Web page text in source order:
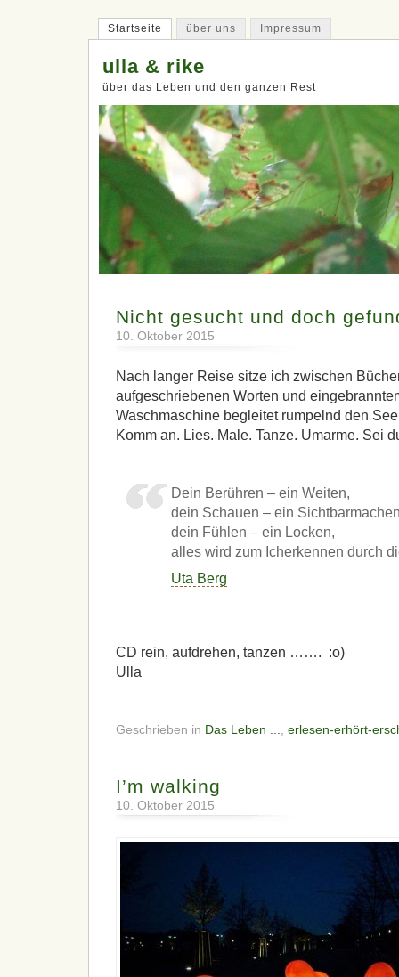
Startseite über uns Impressum
ulla & rike
über das Leben und den ganzen Rest
Nicht gesucht und doch
10. Oktober 2015
Nach langer Reise sitze ich zwischen
aufgeschriebenen Worten und
Waschmaschine begleitet rumpelnd den
Komm an. Lies. Male. Tanze. Umarme. Sei
Dein Berühren – ein Weiten,
dein Schauen – ein
dein Fühlen – ein Locken,
alles wird zum Icherkennen durch
Uta Berg
CD rein, aufdrehen, tanzen ……. :o)
Ulla
Geschrieben in Das Leben ... erlesen-erhört-
I’m walking
10. Oktober 2015